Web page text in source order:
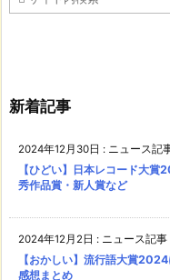
新着記事
2024年12月30日 : ニュース記
【ひどい】日本レコード大
秀作品賞・新人賞など
2024年12月2日 : ニュース記事
【おかしい】流行語大賞
感想まとめ